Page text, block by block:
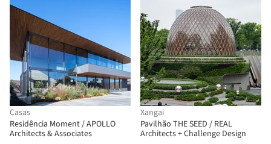
Casas
Residência Moment / APOLLO
Architects & Associates
Xangai
Pavilhão THE SEED / REAL
Architects + Challenge Design